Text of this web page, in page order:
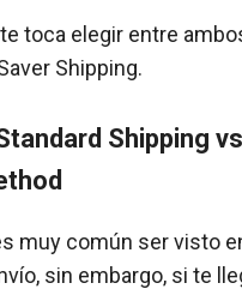
toca elegir entre
Shipping.
Shipping
muy común ser visto
sin embargo, si te